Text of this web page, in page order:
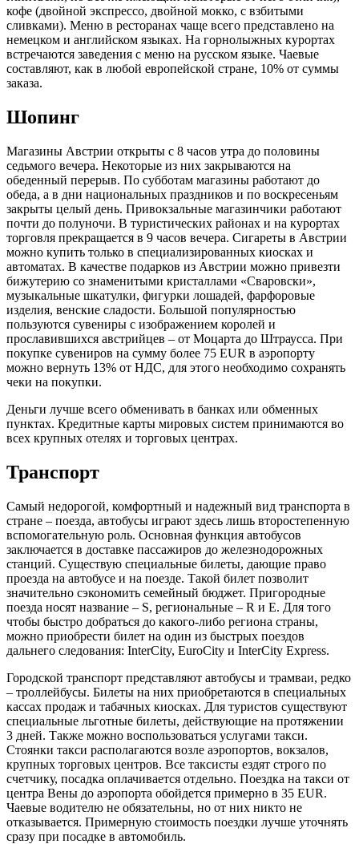
кофе (двойной экспрессо, двойной мокко, с взбитыми
сливками). Меню в ресторанах чаще всего представлено на
немецком и английском языках. На горнолыжных курортах
встречаются заведения с меню на русском языке. Чаевые
составляют, как в любой европейской стране, 10% от суммы
заказа.
Шопинг
Магазины Австрии открыты с 8 часов утра до половины
седьмого вечера. Некоторые из них закрываются на
обеденный перерыв. По субботам магазины работают до
обеда, а в дни национальных праздников и по воскресеньям
закрыты целый день. Привокзальные магазинчики работают
почти до полуночи. В туристических районах и на курортах
торговля прекращается в 9 часов вечера. Сигареты в Австрии
можно купить только в специализированных киосках и
автоматах. В качестве подарков из Австрии можно привезти
бижутерию со знаменитыми кристаллами «Сваровски»,
музыкальные шкатулки, фигурки лошадей, фарфоровые
изделия, венские сладости. Большой популярностью
пользуются сувениры с изображением королей и
прославившихся австрийцев – от Моцарта до Штраусса. При
покупке сувениров на сумму более 75 EUR в аэропорту
можно вернуть 13% от НДС, для этого необходимо сохранять
чеки на покупки.
Деньги лучше всего обменивать в банках или обменных
пунктах. Кредитные карты мировых систем принимаются во
всех крупных отелях и торговых центрах.
Транспорт
Самый недорогой, комфортный и надежный вид транспорта в
стране – поезда, автобусы играют здесь лишь второстепенную
вспомогательную роль. Основная функция автобусов
заключается в доставке пассажиров до железнодорожных
станций. Существую специальные билеты, дающие право
проезда на автобусе и на поезде. Такой билет позволит
значительно сэкономить семейный бюджет. Пригородные
поезда носят название – S, региональные – R и E. Для того
чтобы быстро добраться до какого-либо региона страны,
можно приобрести билет на один из быстрых поездов
дальнего следования: InterCity, EuroCity и InterCity Express.
Городской транспорт представляют автобусы и трамваи, редко
– троллейбусы. Билеты на них приобретаются в специальных
кассах продаж и табачных киосках. Для туристов существуют
специальные льготные билеты, действующие на протяжении
3 дней. Также можно воспользоваться услугами такси.
Стоянки такси располагаются возле аэропортов, вокзалов,
крупных торговых центров. Все таксисты ездят строго по
счетчику, посадка оплачивается отдельно. Поездка на такси от
центра Вены до аэропорта обойдется примерно в 35 EUR.
Чаевые водителю не обязательны, но от них никто не
отказывается. Примерную стоимость поездки лучше уточнять
сразу при посадке в автомобиль.